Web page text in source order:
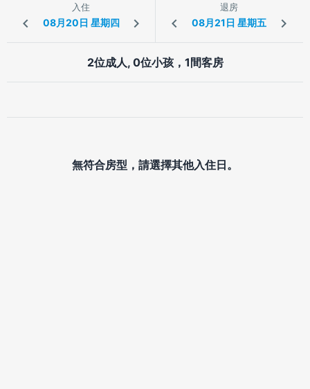
入住 退房
2位成人, 0位小孩，1間客房
無符合房型，請選擇其他入住日。